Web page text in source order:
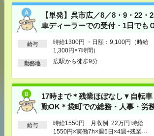
【単発】呉市広／8／8・9・22・
車ディーラーでの受付・1日でも
給与
時給1300円 ・日額：9,100円（時給
1,300円×7時間）
勤務地 広駅から徒歩9分
17時まで＊残業ほぼなし▼自転車
勤OK＊袋町での総務・人事・労
給与
時給1550円 月収例 22万円 時給
1550円×実働7h×週5日×4週+残業
応募ページへ
気になる！
あなたの閲覧履歴からの
おすすめ